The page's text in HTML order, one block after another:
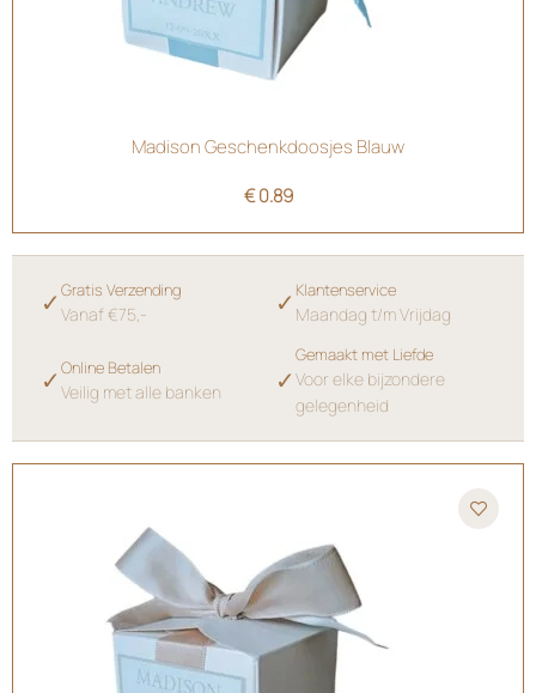
Madison Geschenkdoosjes Blauw
€0.89
✓ Gratis Verzending
Vanaf €75,- ✓ Klantenservice
Maandag t/m Vrijdag
✓ Online Betalen
Veilig met alle banken ✓
Gemaakt met Liefde
Voor elke bijzondere
gelegenheid